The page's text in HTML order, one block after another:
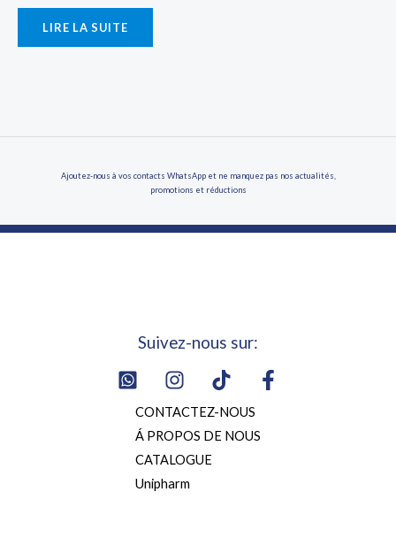
LIRE LA SUITE
Ajoutez-nous à vos contacts WhatsApp et ne manquez pas nos actualités,
promotions et réductions
Suivez-nous sur:
CONTACTEZ-NOUS
Á PROPOS DE NOUS
CATALOGUE
Unipharm